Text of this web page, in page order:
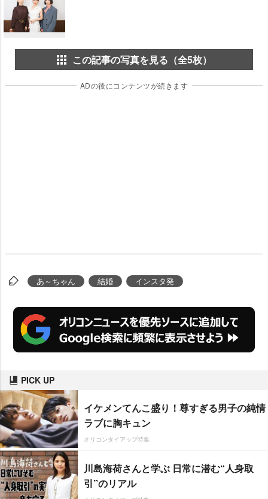
この記事の写真を見る（全5枚）
ADの後にコンテンツが続きます
あ～ちゃん 結婚 インスタ発
PICK UP
イケメンてんこ盛り！尊すぎる男子の純情
ラブに胸キュン
オリコンタイアップ特集
川島海荷さんと学ぶ 日常に潜む“人身取
引”のリアル